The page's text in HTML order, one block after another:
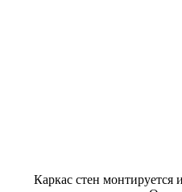
Каркас стен монтируется